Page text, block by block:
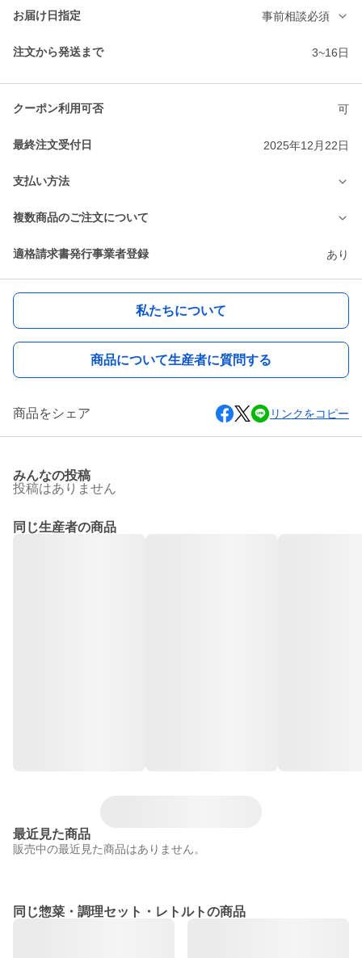
お届け日指定 事前相談必須
注文から発送まで 3~16日
クーポン利用可否 可
最終注文受付日 2025年12月22日
支払い方法
複数商品のご注文について
適格請求書発行事業者登録 あり
私たちについて
商品について生産者に質問する
商品をシェア リンクをコピー
みんなの投稿
投稿はありません
同じ生産者の商品
最近見た商品
販売中の最近見た商品はありません。
同じ惣菜・調理セット・レトルトの商品